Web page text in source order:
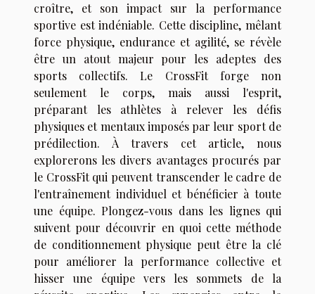
croître, et son impact sur la performance
sportive est indéniable. Cette discipline, mêlant
force physique, endurance et agilité, se révèle
être un atout majeur pour les adeptes des
sports collectifs. Le CrossFit forge non
seulement le corps, mais aussi l'esprit,
préparant les athlètes à relever les défis
physiques et mentaux imposés par leur sport de
prédilection. À travers cet article, nous
explorerons les divers avantages procurés par
le CrossFit qui peuvent transcender le cadre de
l'entraînement individuel et bénéficier à toute
une équipe. Plongez-vous dans les lignes qui
suivent pour découvrir en quoi cette méthode
de conditionnement physique peut être la clé
pour améliorer la performance collective et
hisser une équipe vers les sommets de la